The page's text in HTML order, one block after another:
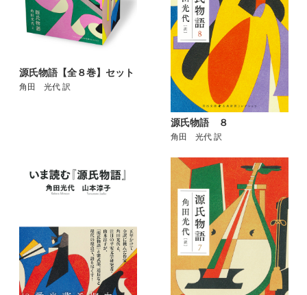
源氏物語【全８巻】セット
角田 光代 訳
源氏物語 ８
角田 光代 訳